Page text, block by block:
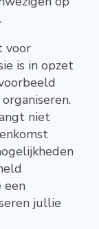
voor
is in opzet
niet
een
jullie